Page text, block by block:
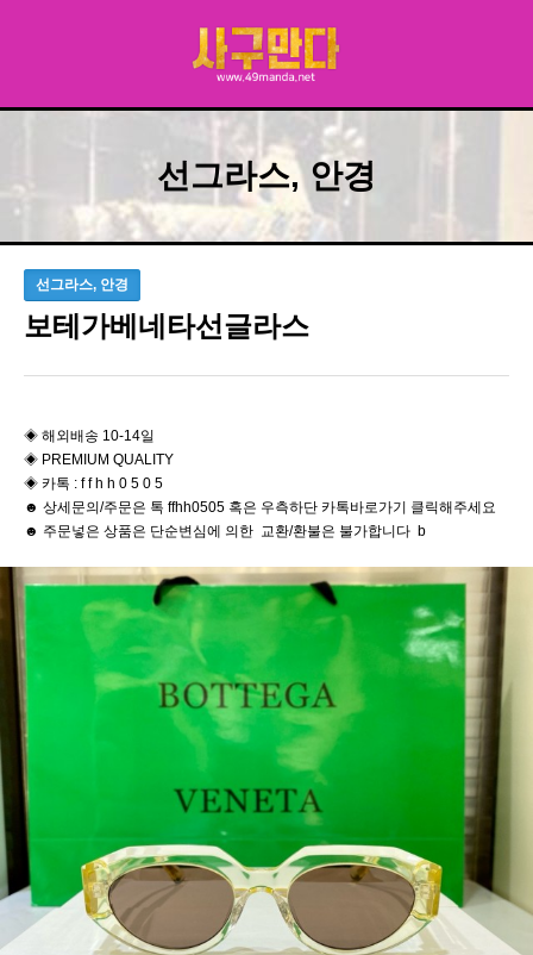
선그라스, 안경
선그라스, 안경
보테가베네타선글라스
​◈ 해외배송 10-14일
◈ PREMIUM QUALITY
◈ 카톡 : f f h h 0 5 0 5
☻ 상세문의/주문은 톡 ffhh0505 혹은 우측하단 카톡바로가기 클릭해주세요
☻ 주문넣은 상품은 단순변심에 의한 교환/환불은 불가합니다 b